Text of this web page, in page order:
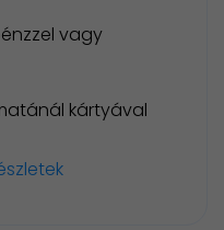
vagy
kártyával